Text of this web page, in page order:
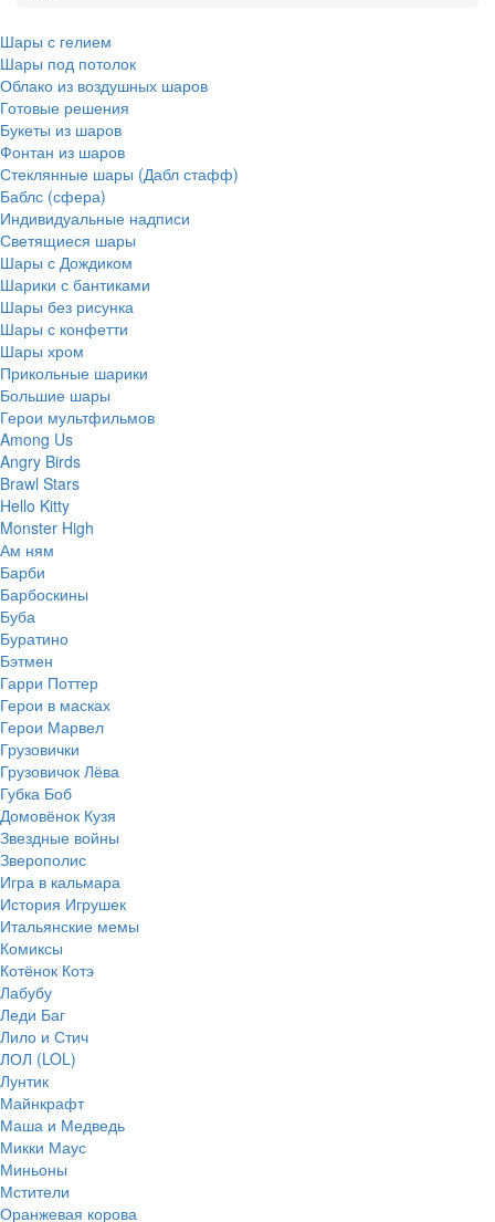
Шары с гелием
Шары под потолок
Облако из воздушных шаров
Готовые решения
Букеты из шаров
Фонтан из шаров
Стеклянные шары (Дабл стафф)
Баблс (сфера)
Индивидуальные надписи
Светящиеся шары
Шары с Дождиком
Шарики с бантиками
Шары без рисунка
Шары с конфетти
Шары хром
Прикольные шарики
Большие шары
Герои мультфильмов
Among Us
Angry Birds
Brawl Stars
Hello Kitty
Monster High
Ам ням
Барби
Барбоскины
Буба
Буратино
Бэтмен
Гарри Поттер
Герои в масках
Герои Марвел
Грузовички
Грузовичок Лёва
Губка Боб
Домовёнок Кузя
Звездные войны
Зверополис
Игра в кальмара
История Игрушек
Итальянские мемы
Комиксы
Котёнок Котэ
Лабубу
Леди Баг
Лило и Стич
ЛОЛ (LOL)
Лунтик
Майнкрафт
Маша и Медведь
Микки Маус
Миньоны
Мстители
Оранжевая корова